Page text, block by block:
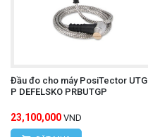
Đầu đo cho máy PosiTector UTG
P DEFELSKO PRBUTGP
23,100,000 VND